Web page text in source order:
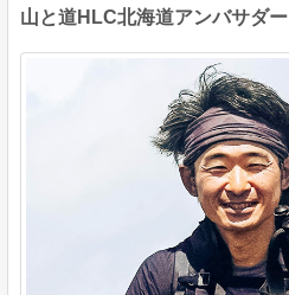
山と道HLC北海道アンバサダー